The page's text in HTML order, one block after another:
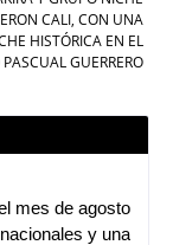
CALI, CON UNA
HISTÓRICA EN EL
GUERRERO
mes de agosto
y una